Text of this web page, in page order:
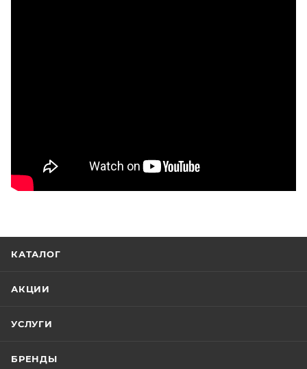
КАТАЛОГ
АКЦИИ
УСЛУГИ
БРЕНДЫ